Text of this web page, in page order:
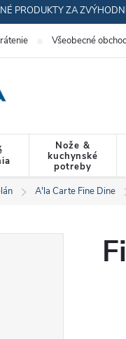
PRODUKTY ZA
Všeobecné
Nože &
kuchynské
potreby
A'la Carte Fine Dine